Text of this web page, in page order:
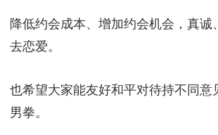
降低约会成本、增加约会机会，真诚
去恋爱。
也希望大家能友好和平对待持不同意
男拳。